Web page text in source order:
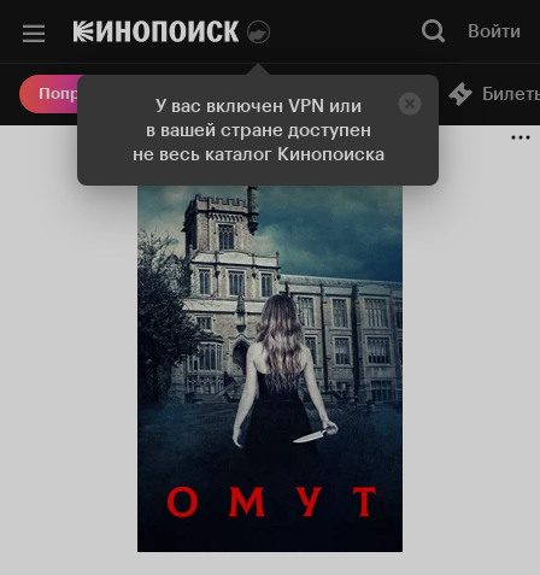
У вас включен VPN или
в вашей стране доступен
не весь каталог Кинопоиска
Войти
Попробовать Плюс Онлайн-кинотеатр